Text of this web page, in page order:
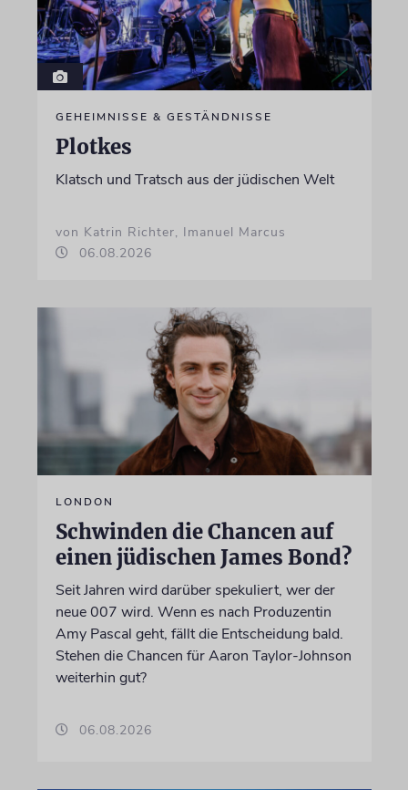
GEHEIMNISSE & GESTÄNDNISSE
Plotkes
Klatsch und Tratsch aus der jüdischen Welt
von Katrin Richter, Imanuel Marcus
06.08.2026
LONDON
Schwinden die Chancen auf
einen jüdischen James Bond?
Seit Jahren wird darüber spekuliert, wer der
neue 007 wird. Wenn es nach Produzentin
Amy Pascal geht, fällt die Entscheidung bald.
Stehen die Chancen für Aaron Taylor-Johnson
weiterhin gut?
06.08.2026